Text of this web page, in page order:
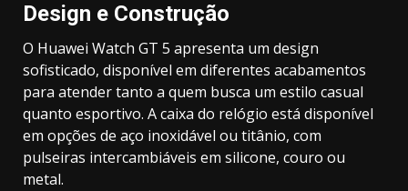
Design e Construção
O Huawei Watch GT 5 apresenta um design
sofisticado, disponível em diferentes acabamentos
para atender tanto a quem busca um estilo casual
quanto esportivo. A caixa do relógio está disponível
em opções de aço inoxidável ou titânio, com
pulseiras intercambiáveis em silicone, couro ou
metal.